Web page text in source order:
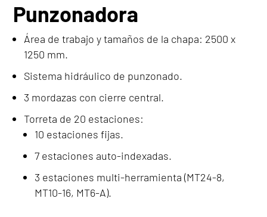
Punzonadora
Área de trabajo y tamaños de la chapa: 2500 x
1250 mm.
Sistema hidráulico de punzonado.
3 mordazas con cierre central.
Torreta de 20 estaciones:
10 estaciones fijas.
7 estaciones auto-indexadas.
3 estaciones multi-herramienta (MT24-8,
MT10-16, MT6-A).